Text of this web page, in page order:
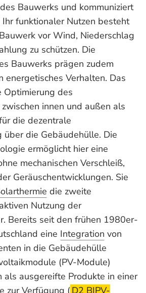
Bauwerks und kommuniziert
funktionaler Nutzen besteht
vor Wind, Niederschlag
zu schützen. Die
Bauwerks prägen zudem
energetisches Verhalten. Das
des
innen und außen als
die dezentrale
über die Gebäudehülle. Die
ermöglicht hier eine
mechanischen Verschleiß,
Geräuschentwicklungen. Sie
die zweite
Nutzung der
Bereits seit den frühen 1980er-
eine Integration von
in die Gebäudehülle
(PV-Module)
als aus­gereifte Produkte in einer